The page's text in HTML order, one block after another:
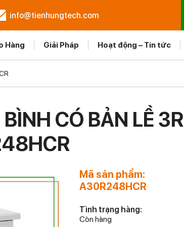
info@tienhungtech.com
Hàng Giải Pháp Hoạt động – Tin tức
CÓ BẢN LỀ 3R
Mã sản phẩm:
A30R248HCR
Tình trạng hàng:
Còn hàng